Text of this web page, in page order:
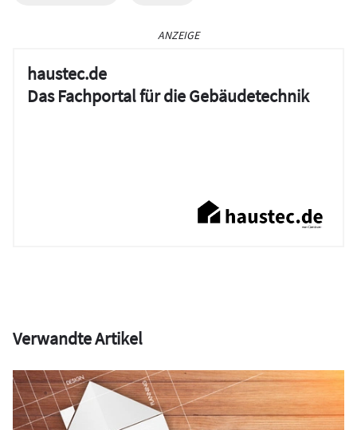
ANZEIGE
haustec.de
Das Fachportal für die Gebäudetechnik
Verwandte Artikel